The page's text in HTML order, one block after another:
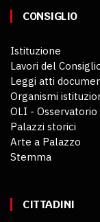
CONSIGLIO
Istituzione
Lavori del
Leggi atti
Organismi
OLI -
Palazzi storici
Arte a Palazzo
Stemma
CITTADINI